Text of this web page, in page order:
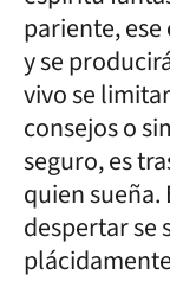
pariente,
y se
vivo se
consejos o
seguro, es
quien sueña.
despertar se